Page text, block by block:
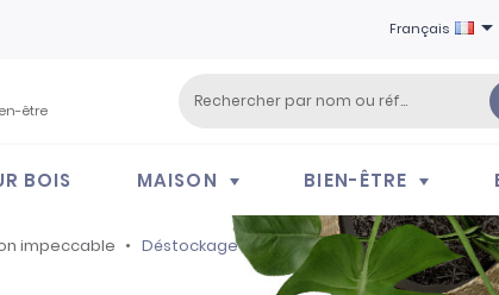
Français 
être
BOIS MAISON BIEN-ÊTRE
impeccable Déstockage